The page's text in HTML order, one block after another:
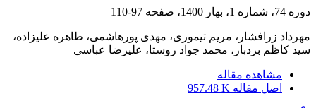
دوره 74، شماره 1، بهار 1400، صفحه 97-110
مهرداد زرافشار، مریم تیموری، مهدی پورهاشمی، طاهره علیزاده،
سید کاظم بردبار، محمد جواد روستا، علیرضا عباسی
مشاهده مقاله
اصل مقاله 957.48 K